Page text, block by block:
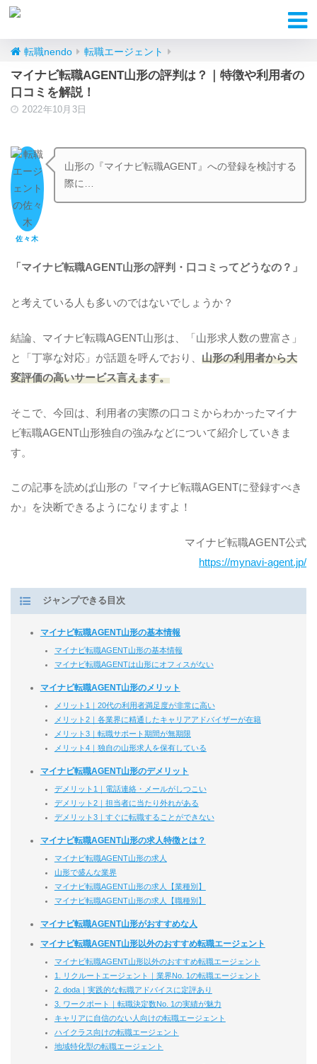
転職nendo 転職エージェント
マイナビ転職AGENT山形の評判は？｜特徴や利用者の
口コミを解説！
2022年10月3日
佐々木
山形の『マイナビ転職AGENT』への登録を検討する
際に…
「マイナビ転職AGENT山形の評判・口コミってどうなの？」
と考えている人も多いのではないでしょうか？
結論、マイナビ転職AGENT山形は、「山形求人数の豊富さ」
と「丁寧な対応」が話題を呼んでおり、 山形の利用者から大
変評価の高いサービス言えます。
そこで、今回は、利用者の実際の口コミからわかったマイナ
ビ転職AGENT山形独自の強みなどについて紹介していきま
す。
この記事を読めば山形の『マイナビ転職AGENTに登録すべき
か』を決断できるようになりますよ！
マイナビ転職AGENT公式
https://mynavi-agent.jp/
ジャンプできる目次
マイナビ転職AGENT山形の基本情報
マイナビ転職AGENT山形の基本情報
マイナビ転職AGENTは山形にオフィスがない
マイナビ転職AGENT山形のメリット
メリット1｜20代の利用者満足度が非常に高い
メリット2｜各業界に精通したキャリアアドバイザーが在籍
メリット3｜転職サポート期間が無期限
メリット4｜独自の山形求人を保有している
マイナビ転職AGENT山形のデメリット
デメリット1｜電話連絡・メールがしつこい
デメリット2｜担当者に当たり外れがある
デメリット3｜すぐに転職することができない
マイナビ転職AGENT山形の求人特徴とは？
マイナビ転職AGENT山形の求人
山形で盛んな業界
マイナビ転職AGENT山形の求人【業種別】
マイナビ転職AGENT山形の求人【職種別】
マイナビ転職AGENT山形がおすすめな人
マイナビ転職AGENT山形以外のおすすめ転職エージェント
マイナビ転職AGENT山形以外のおすすめ転職エージェント
1. リクルートエージェント｜業界No. 1の転職エージェント
2. doda｜実践的な転職アドバイスに定評あり
3. ワークポート｜転職決定数No. 1の実績が魅力
キャリアに自信のない人向けの転職エージェント
ハイクラス向けの転職エージェント
地域特化型の転職エージェント